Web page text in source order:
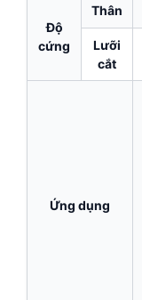
Độ
cứng
Thân
Lưỡi
cắt
Ứng dụng